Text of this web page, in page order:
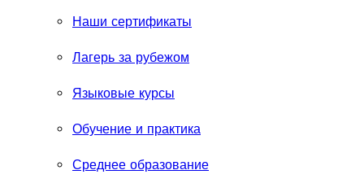
Наши сертификаты
Лагерь за рубежом
Языковые курсы
Обучение и практика
Среднее образование